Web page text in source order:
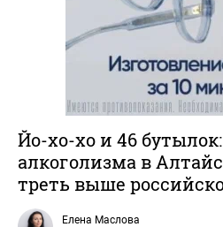
Йо-хо-хо и 46
алкоголизма в
треть выше
Елена Маслова